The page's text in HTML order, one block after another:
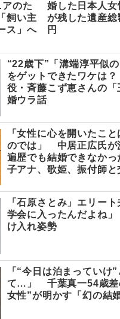
のた
飼い主
ス」へ
婚した日本人
が残した遺産
円
“22歳下”「溝端淳平似の
をゲットできたワケは
役・斉藤こず恵さんの「
婚ウラ話
「女性に心を開いたこ
のでは」 中居正広氏が
遍歴でも結婚できなか
子アナ、歌姫、振付師と
「石原さとみ」エリー
学会に入ったんだよね
け入れ姿勢
「“今日は泊まっていけ
て…」 千葉真一54歳差
女性”が明かす「幻の結